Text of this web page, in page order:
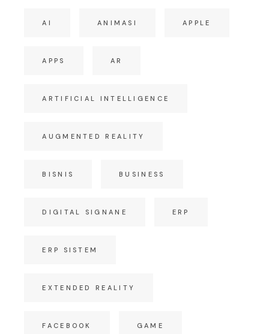
AI ANIMASI APPLE
APPS AR
ARTIFICIAL INTELLIGENCE
AUGMENTED REALITY
BISNIS BUSINESS
DIGITAL SIGNANE ERP
ERP SISTEM
EXTENDED REALITY
FACEBOOK GAME